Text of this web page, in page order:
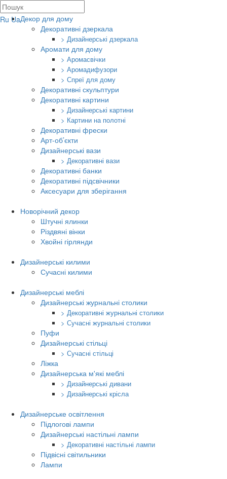
Ru UaДекор для дому
Декоративні дзеркала
> Дизайнерські дзеркала
Аромати для дому
> Аромасвічки
> Аромадифузори
> Спреї для дому
Декоративні скульптури
Декоративні картини
> Дизайнерські картини
> Картини на полотні
Декоративні фрески
Арт-об’єкти
Дизайнерські вази
> Декоративні вази
Декоративні банки
Декоративні підсвічники
Аксесуари для зберігання
Новорічний декор
Штучні ялинки
Різдвяні вінки
Хвойні гірлянди
Дизайнерські килими
Сучасні килими
Дизайнерські меблі
Дизайнерські журнальні столики
> Декоративні журнальні столики
> Сучасні журнальні столики
Пуфи
Дизайнерські стільці
> Сучасні стільці
Ліжка
Дизайнерська м'які меблі
> Дизайнерські дивани
> Дизайнерські крісла
Дизайнерське освітлення
Підлогові лампи
Дизайнерські настільні лампи
> Декоративні настільні лампи
Підвісні світильники
Лампи